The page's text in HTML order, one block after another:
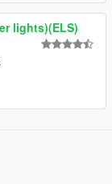
lights)(ELS)